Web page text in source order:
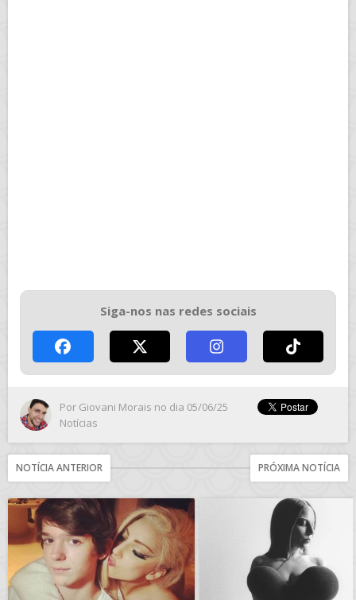
Siga-nos nas redes sociais
Por Giovani Morais no dia 05/06/25
Notícias
NOTÍCIA ANTERIOR PRÓXIMA NOTÍCIA